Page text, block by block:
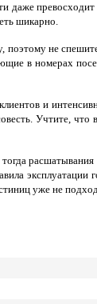
даже
шикарно.
поэтому не
в номерах
и
Учтите,
уже не